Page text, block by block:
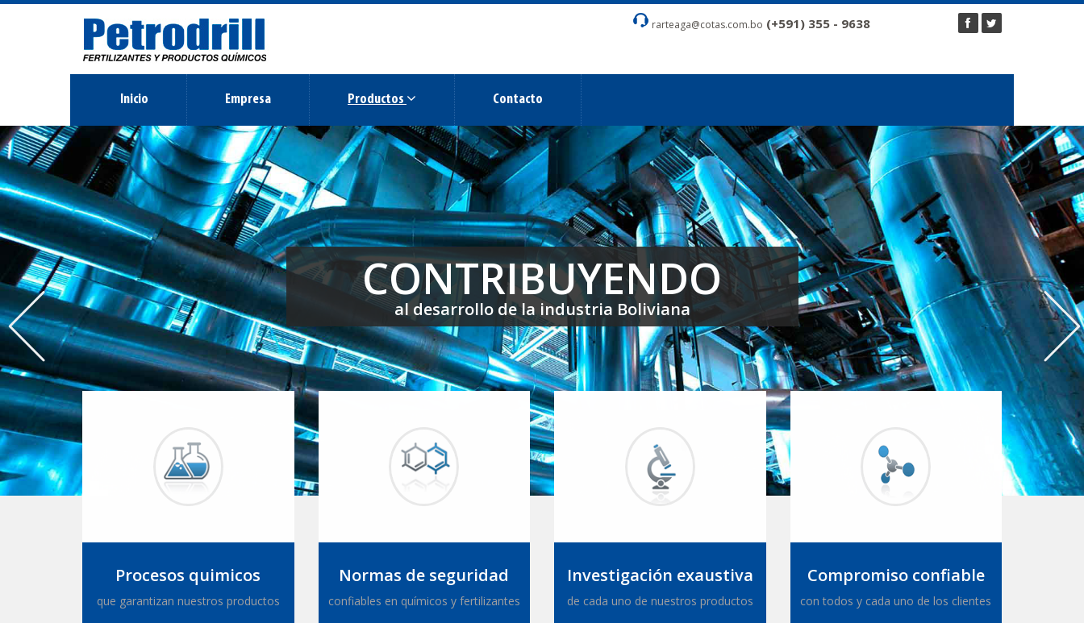
rarteaga@cotas.com.bo (+591) 355 - 9638
Inicio Empresa Productos Contacto
CONTRIBUYENDO
al desarrollo de la industria Boliviana
CONTRIBUYENDO
al desarrollo de la industria Boliviana
CONTRIBUYENDO
al desarrollo de la industria Boliviana
Procesos quimicos
que garantizan nuestros productos
Normas de seguridad
confiables en químicos y fertilizantes
Investigación exaustiva
de cada uno de nuestros productos
Compromiso confiable
con todos y cada uno de los clientes